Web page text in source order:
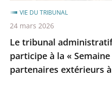
des
et
partenaires
extérieurs
Le tribunal
participe à la «
partenaires extérieurs à
VIE DU TRIBUNAL
24 mars 2026